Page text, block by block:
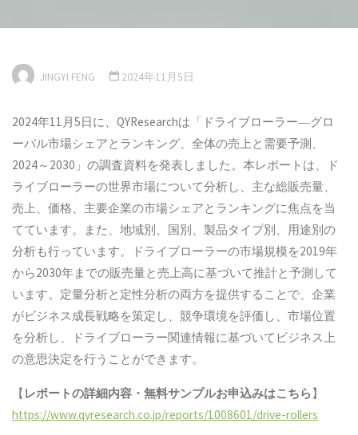
JINGYI FENG 2024年11月5日
2024年11月5日に、QYResearchは「ドライブローラー―グロ
ーバル市場シェアとランキング、全体の売上と需要予測、
2024～2030」の調査資料を発表しました。本レポートは、ド
ライブローラーの世界市場について分析し、主な総販売量、
売上、価格、主要企業の市場シェアとランキングに焦点を当
てています。また、地域別、国別、製品タイプ別、用途別の
分析も行っています。ドライブローラーの市場規模を2019年
から2030年までの販売量と売上高に基づいて推計と予測して
います。定量分析と定性分析の両方を提供することで、企業
がビジネス成長戦略を策定し、競争環境を評価し、市場位置
を分析し、ドライブローラー関連情報に基づいてビジネス上
の意思決定を行うことができます。
【 レポートの詳細内容・無料サンプルお申込みはこちら】
https://www.qyresearch.co.jp/reports/1008601/drive-rollers